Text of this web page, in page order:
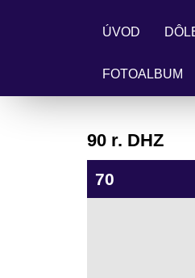
ÚVOD
FOTOALBUM
90 r. DHZ
70